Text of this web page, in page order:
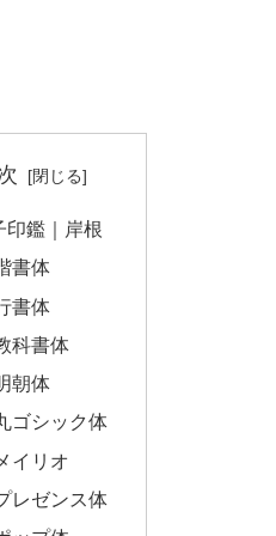
印鑑｜岸根
書体
書体
科書体
朝体
ゴシック体
イリオ
レゼンス体